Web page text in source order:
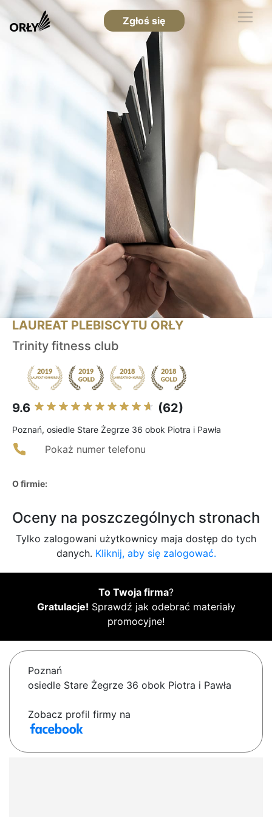
Zgłoś się
LAUREAT PLEBISCYTU ORŁY
Trinity fitness club
9.6 (62)
Poznań, osiedle Stare Żegrze 36 obok Piotra i Pawła
Pokaż numer telefonu
O firmie:
Oceny na poszczególnych stronach
Tylko zalogowani użytkownicy maja dostęp do tych
danych. Kliknij, aby się zalogować.
To Twoja firma?
Gratulacje! Sprawdź jak odebrać materiały
promocyjne!
Poznań
osiedle Stare Żegrze 36 obok Piotra i Pawła
Zobacz profil firmy na